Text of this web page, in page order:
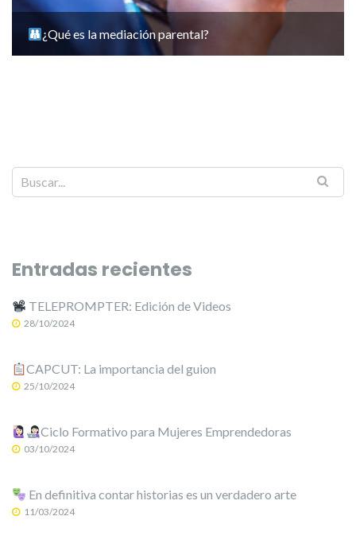
¿Qué es la mediación parental?
Entradas recientes
TELEPROMPTER: Edición de Videos
28/10/2024
CAPCUT: La importancia del guion
25/10/2024
Ciclo Formativo para Mujeres Emprendedoras
03/10/2024
En definitiva contar historias es un verdadero arte
11/03/2024